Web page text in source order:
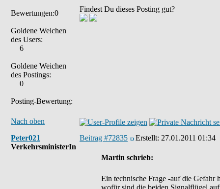
Bewertungen:0
Goldene Weichen
des Users:
6
Goldene Weichen
des Postings:
0
Posting-Bewertung:
Findest Du dieses Posting gut?
Nach oben
Peter021
VerkehrsministerIn
Beitrag #72835 Erstellt: 27.01.2011 01:34
Martin schrieb:
Ein technische Frage -auf die Gefahr
wofür sind die beiden Signalflügel